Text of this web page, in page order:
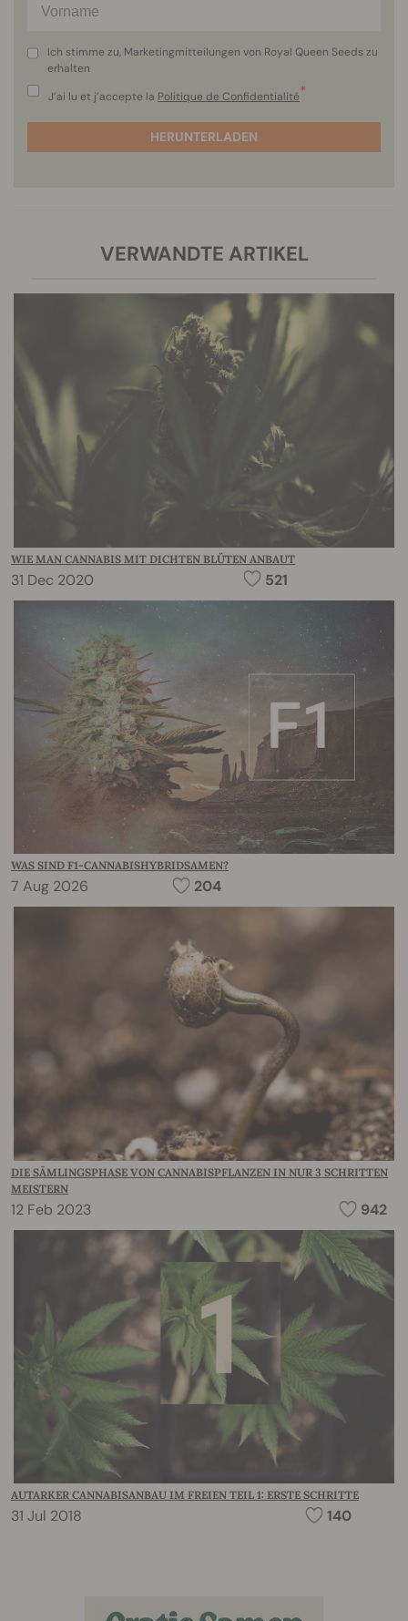
Ich stimme zu, Marketingmitteilungen von Royal Queen Seeds zu
erhalten
J’ai lu et j’accepte la Politique de Confidentialité*
HERUNTERLADEN
VERWANDTE ARTIKEL
WIE MAN CANNABIS MIT DICHTEN BLÜTEN ANBAUT
31 Dec 2020 521
WAS SIND F1-CANNABISHYBRIDSAMEN?
7 Aug 2026 204
DIE SÄMLINGSPHASE VON CANNABISPFLANZEN IN NUR 3 SCHRITTEN
MEISTERN
12 Feb 2023 942
AUTARKER CANNABISANBAU IM FREIEN TEIL 1: ERSTE SCHRITTE
31 Jul 2018 140